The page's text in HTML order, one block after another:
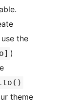
the
)
theme